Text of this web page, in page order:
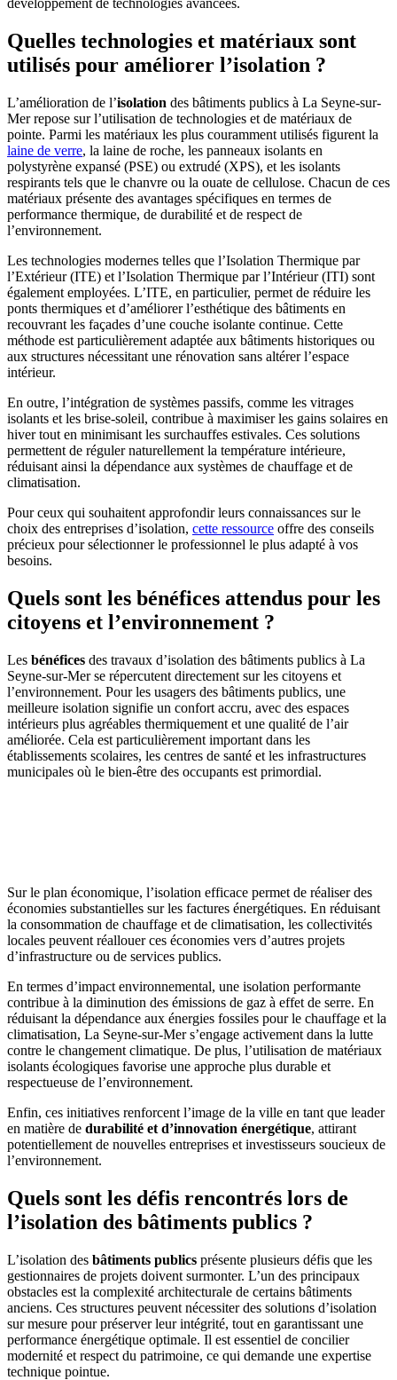
développement de technologies avancées.
Quelles technologies et matériaux sont
utilisés pour améliorer l’isolation ?
L’amélioration de l’isolation des bâtiments publics à La Seyne-sur-
Mer repose sur l’utilisation de technologies et de matériaux de
pointe. Parmi les matériaux les plus couramment utilisés figurent la
laine de verre, la laine de roche, les panneaux isolants en
polystyrène expansé (PSE) ou extrudé (XPS), et les isolants
respirants tels que le chanvre ou la ouate de cellulose. Chacun de ces
matériaux présente des avantages spécifiques en termes de
performance thermique, de durabilité et de respect de
l’environnement.
Les technologies modernes telles que l’Isolation Thermique par
l’Extérieur (ITE) et l’Isolation Thermique par l’Intérieur (ITI) sont
également employées. L’ITE, en particulier, permet de réduire les
ponts thermiques et d’améliorer l’esthétique des bâtiments en
recouvrant les façades d’une couche isolante continue. Cette
méthode est particulièrement adaptée aux bâtiments historiques ou
aux structures nécessitant une rénovation sans altérer l’espace
intérieur.
En outre, l’intégration de systèmes passifs, comme les vitrages
isolants et les brise-soleil, contribue à maximiser les gains solaires en
hiver tout en minimisant les surchauffes estivales. Ces solutions
permettent de réguler naturellement la température intérieure,
réduisant ainsi la dépendance aux systèmes de chauffage et de
climatisation.
Pour ceux qui souhaitent approfondir leurs connaissances sur le
choix des entreprises d’isolation, cette ressource offre des conseils
précieux pour sélectionner le professionnel le plus adapté à vos
besoins.
Quels sont les bénéfices attendus pour les
citoyens et l’environnement ?
Les bénéfices des travaux d’isolation des bâtiments publics à La
Seyne-sur-Mer se répercutent directement sur les citoyens et
l’environnement. Pour les usagers des bâtiments publics, une
meilleure isolation signifie un confort accru, avec des espaces
intérieurs plus agréables thermiquement et une qualité de l’air
améliorée. Cela est particulièrement important dans les
établissements scolaires, les centres de santé et les infrastructures
municipales où le bien-être des occupants est primordial.
Sur le plan économique, l’isolation efficace permet de réaliser des
économies substantielles sur les factures énergétiques. En réduisant
la consommation de chauffage et de climatisation, les collectivités
locales peuvent réallouer ces économies vers d’autres projets
d’infrastructure ou de services publics.
En termes d’impact environnemental, une isolation performante
contribue à la diminution des émissions de gaz à effet de serre. En
réduisant la dépendance aux énergies fossiles pour le chauffage et la
climatisation, La Seyne-sur-Mer s’engage activement dans la lutte
contre le changement climatique. De plus, l’utilisation de matériaux
isolants écologiques favorise une approche plus durable et
respectueuse de l’environnement.
Enfin, ces initiatives renforcent l’image de la ville en tant que leader
en matière de durabilité et d’innovation énergétique, attirant
potentiellement de nouvelles entreprises et investisseurs soucieux de
l’environnement.
Quels sont les défis rencontrés lors de
l’isolation des bâtiments publics ?
L’isolation des bâtiments publics présente plusieurs défis que les
gestionnaires de projets doivent surmonter. L’un des principaux
obstacles est la complexité architecturale de certains bâtiments
anciens. Ces structures peuvent nécessiter des solutions d’isolation
sur mesure pour préserver leur intégrité, tout en garantissant une
performance énergétique optimale. Il est essentiel de concilier
modernité et respect du patrimoine, ce qui demande une expertise
technique pointue.